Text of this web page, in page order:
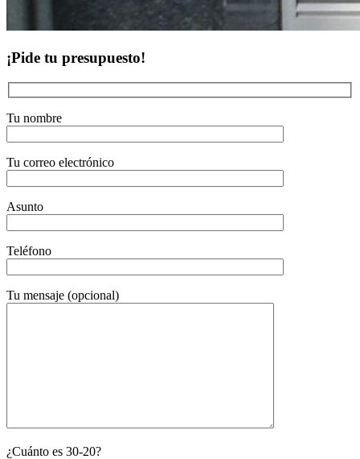
¡Pide tu presupuesto!
Tu nombre
Tu correo electrónico
Asunto
Teléfono
Tu mensaje (opcional)
¿Cuánto es 30-20?